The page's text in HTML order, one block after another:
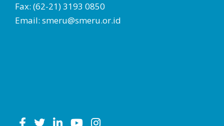
Fax: (62-21) 3193 0850
Email: smeru@smeru.or.id